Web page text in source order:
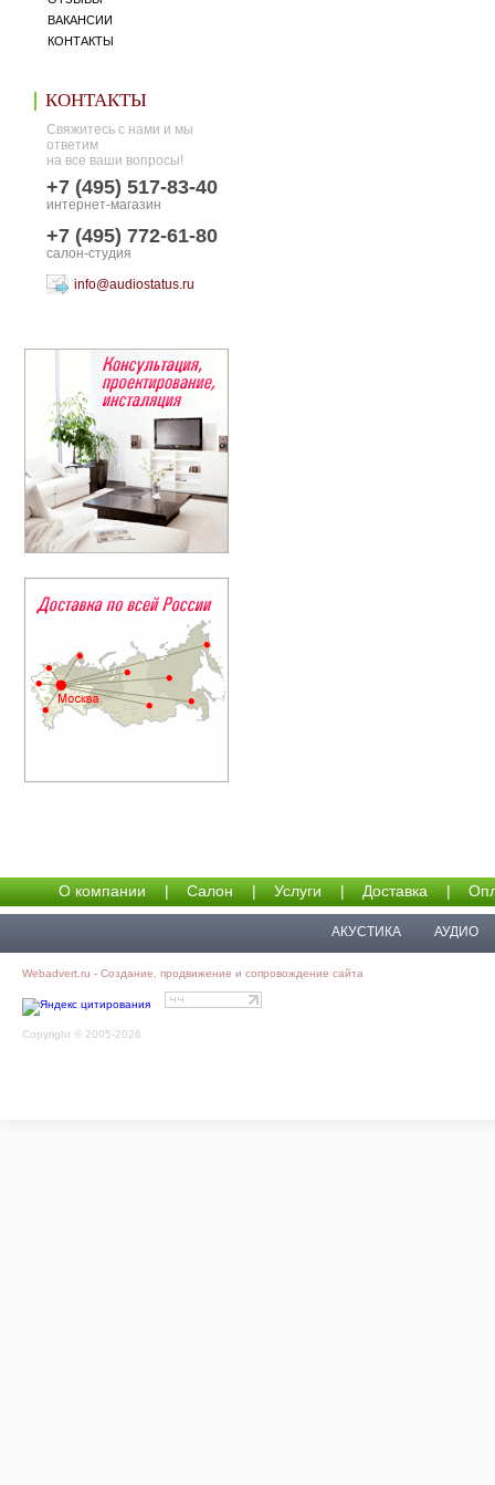
ВАКАНСИИ
КОНТАКТЫ
КОНТАКТЫ
Свяжитесь с нами и мы
ответим
на все ваши вопросы!
+7 (495) 517-83-40
интернет-магазин
+7 (495) 772-61-80
салон-студия
info@audiostatus.ru
О компании | Салон | Услуги | Доставка |
АКУСТИКА АУДИО
Webadvert.ru - Создание, продвижение и сопровождение сайта
Copyright © 2005-2026